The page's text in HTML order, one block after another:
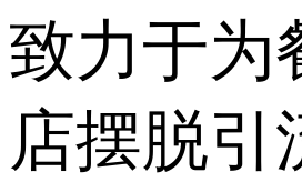
致力于为
店摆脱引